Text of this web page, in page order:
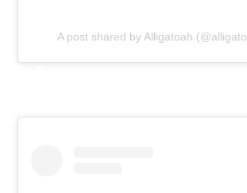
A post shared by Alligatoah